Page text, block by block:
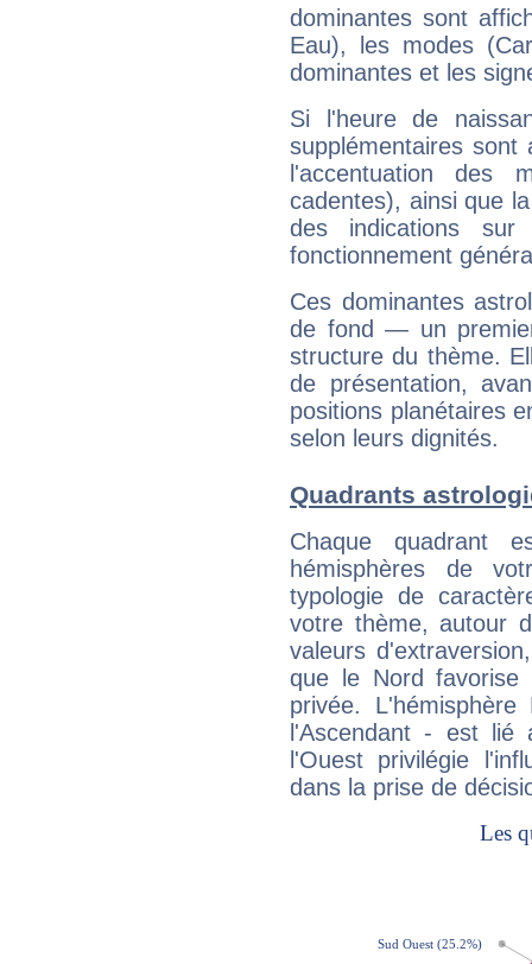
dominantes sont
Eau), les modes
dominantes et les
Si l'heure de
supplémentaires sont
l'accentuation des
cadentes), ainsi que
des indications sur
fonctionnement
Ces dominantes
de fond — un
structure du thème.
de présentation,
positions planétaires
selon leurs dignités.
Quadrants
Chaque quadrant
hémisphères de
typologie de
votre thème, autour
valeurs
que le Nord favorise
privée.
l'Ascendant - est
l'Ouest privilégie
dans la prise de